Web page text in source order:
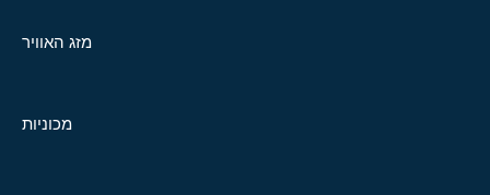
מזג האוויר
מכוניות